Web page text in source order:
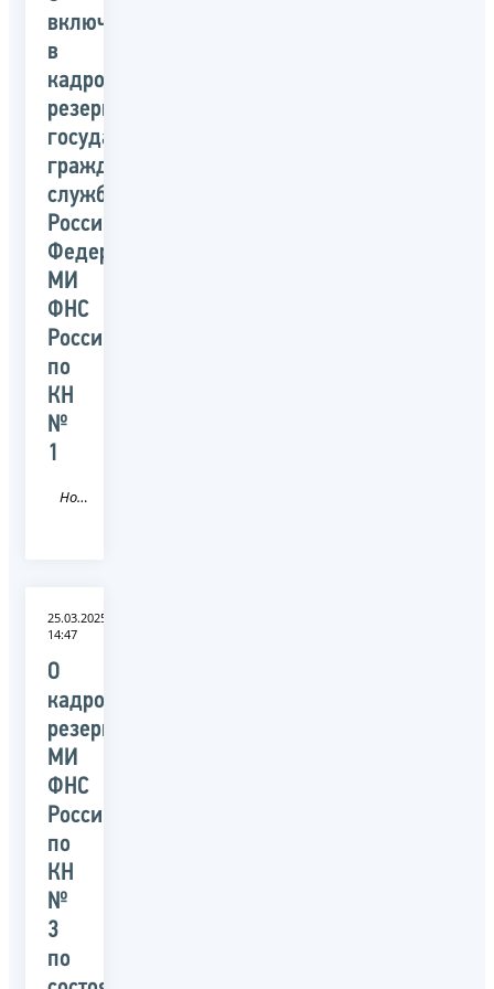
включении
в
кадровый
резерв
государственной
гражданской
службы
Российской
Федерации
МИ
ФНС
России
по
КН
№
1
Новость
25.03.2025
14:47
О
кадровом
резерве
МИ
ФНС
России
по
КН
№
3
по